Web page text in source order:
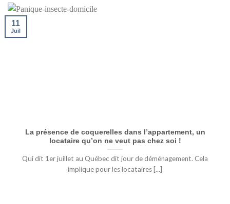
La présence de coquerelles dans l’appartement, un
locataire qu’on ne veut pas chez soi !
Qui dit 1er juillet au Québec dit jour de déménagement. Cela
implique pour les locataires [...]
11
Juil